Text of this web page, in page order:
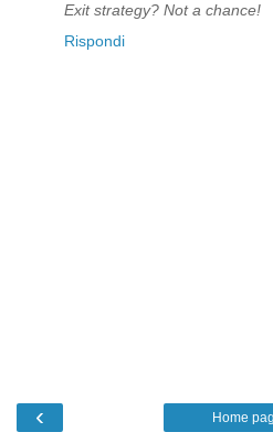
Exit strategy? Not a chance!
Rispondi
‹ Home